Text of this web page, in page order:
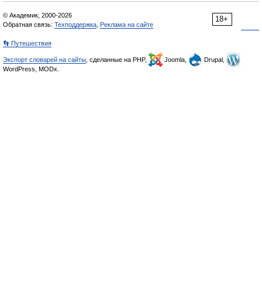
18+
© Академик, 2000-2026
Обратная связь: Техподдержка Реклама на сайте
👣 Путешествия
Экспорт словарей на сайты , сделанные на PHP, Joomla,
Drupal,
WordPress, MODx.